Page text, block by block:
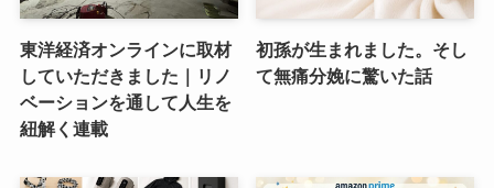
東洋経済オンラインに取材
していただきました｜リノ
ベーションを通して人生を
紐解く連載
初孫が生まれました。そし
て無痛分娩に驚いた話